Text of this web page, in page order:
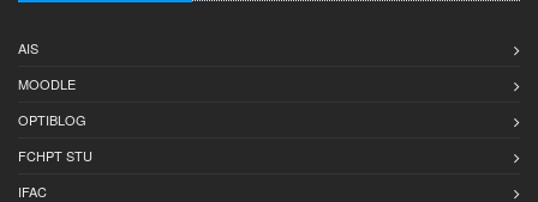
AIS
MOODLE
OPTIBLOG
FCHPT STU
IFAC